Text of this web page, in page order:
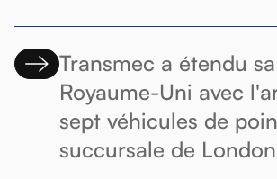
Transmec a étendu
Royaume-Uni avec
sept véhicules de
succursale de